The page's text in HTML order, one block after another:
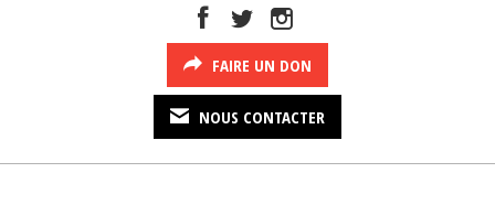
FAIRE UN DON
NOUS CONTACTER